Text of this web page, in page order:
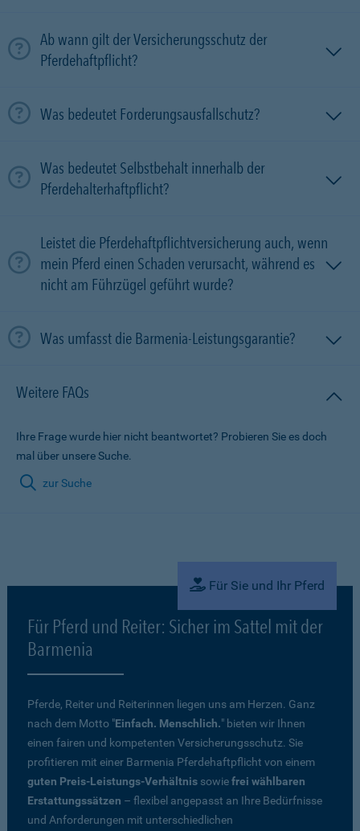
Ab wann gilt der Versicherungsschutz der
Pferdehaftpflicht?
Was bedeutet Forderungsausfallschutz?
Was bedeutet Selbstbehalt innerhalb der
Pferdehalterhaftpflicht?
Leistet die Pferdehaftpflichtversicherung auch, wenn
mein Pferd einen Schaden verursacht, während es
nicht am Führzügel geführt wurde?
Was umfasst die Barmenia-Leistungsgarantie?
Weitere FAQs
Ihre Frage wurde hier nicht beantwortet? Probieren Sie es doch
mal über unsere Suche.
zur Suche
Für Sie und Ihr Pferd
Für Pferd und Reiter: Sicher im Sattel mit der
Barmenia
Pferde, Reiter und Reiterinnen liegen uns am Herzen. Ganz
nach dem Motto "Einfach. Menschlich." bieten wir Ihnen
einen fairen und kompetenten Versicherungsschutz. Sie
profitieren mit einer Barmenia Pferdehaftpflicht von einem
guten Preis-Leistungs-Verhältnis sowiefrei wählbaren
Erstattungssätzen – flexibel angepasst an Ihre Bedürfnisse
und Anforderungen mit unterschiedlichen